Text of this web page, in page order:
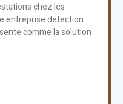
chez les
entreprise détection
comme la solution